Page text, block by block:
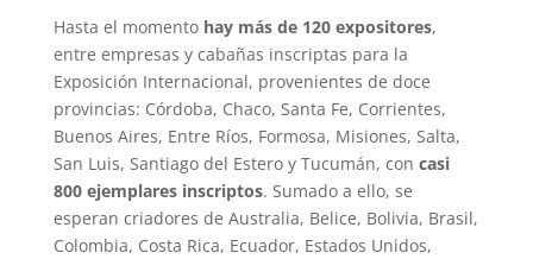
Hasta el momento hay más de 120 expositores,
entre empresas y cabañas inscriptas para la
Exposición Internacional, provenientes de doce
provincias: Córdoba, Chaco, Santa Fe, Corrientes,
Buenos Aires, Entre Ríos, Formosa, Misiones, Salta,
San Luis, Santiago del Estero y Tucumán, con casi
800 ejemplares inscriptos. Sumado a ello, se
esperan criadores de Australia, Belice, Bolivia, Brasil,
Colombia, Costa Rica, Ecuador, Estados Unidos,